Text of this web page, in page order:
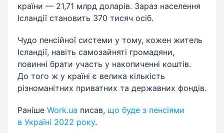
країни — 21,71 млрд доларів. Зараз населення
Ісландії становить 370 тисяч осіб.
Чудо пенсійної системи у тому, кожен житель
Ісландії, навіть самозайняті громадяни,
повинні брати участь у накопиченні коштів.
До того ж у країні є велика кількість
різноманітних приватних та державних фондів.
Раніше Work.ua писав, що буде з пенсіями
в Україні 2022 року.